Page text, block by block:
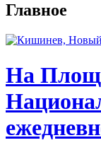
Главное
На